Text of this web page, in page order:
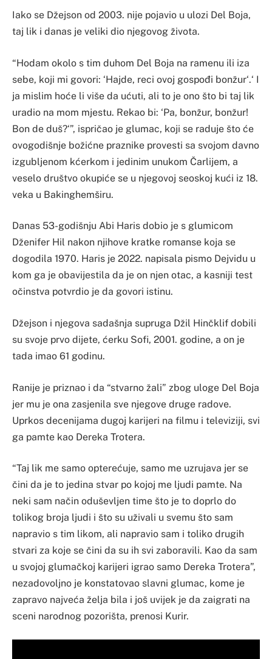
Iako se Džejson od 2003. nije pojavio u ulozi Del Boja,
taj lik i danas je veliki dio njegovog života.
“Hodam okolo s tim duhom Del Boja na ramenu ili iza
sebe, koji mi govori: ‘Hajde, reci ovoj gospođi bonžur‘.‘ I
ja mislim hoće li više da ućuti, ali to je ono što bi taj lik
uradio na mom mjestu. Rekao bi: ‘Pa, bonžur, bonžur!
Bon de duš?‘”, ispričao je glumac, koji se raduje što će
ovogodišnje božićne praznike provesti sa svojom davno
izgubljenom kćerkom i jedinim unukom Čarlijem, a
veselo društvo okupiće se u njegovoj seoskoj kući iz 18.
veka u Bakinghemširu.
Danas 53-godišnju Abi Haris dobio je s glumicom
Dženifer Hil nakon njihove kratke romanse koja se
dogodila 1970. Haris je 2022. napisala pismo Dejvidu u
kom ga je obavijestila da je on njen otac, a kasniji test
očinstva potvrdio je da govori istinu.
Džejson i njegova sadašnja supruga Džil Hinčklif dobili
su svoje prvo dijete, ćerku Sofi, 2001. godine, a on je
tada imao 61 godinu.
Ranije je priznao i da “stvarno žali” zbog uloge Del Boja
jer mu je ona zasjenila sve njegove druge radove.
Uprkos decenijama dugoj karijeri na filmu i televiziji, svi
ga pamte kao Dereka Trotera.
“Taj lik me samo opterećuje, samo me uzrujava jer se
čini da je to jedina stvar po kojoj me ljudi pamte. Na
neki sam način oduševljen time što je to doprlo do
tolikog broja ljudi i što su uživali u svemu što sam
napravio s tim likom, ali napravio sam i toliko drugih
stvari za koje se čini da su ih svi zaboravili. Kao da sam
u svojoj glumačkoj karijeri igrao samo Dereka Trotera”,
nezadovoljno je konstatovao slavni glumac, kome je
zapravo najveća želja bila i još uvijek je da zaigrati na
sceni narodnog pozorišta, prenosi Kurir.